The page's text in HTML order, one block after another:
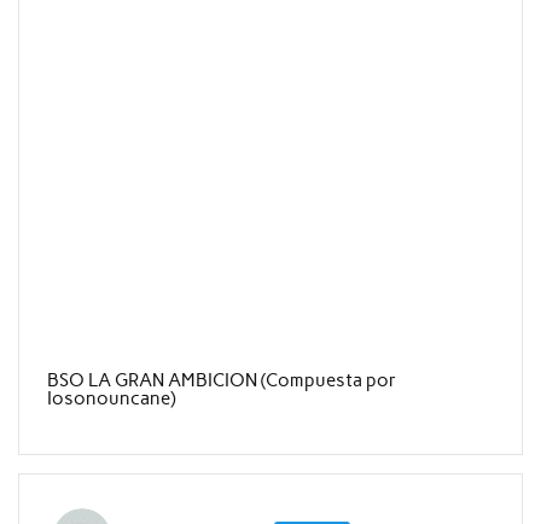
BSO LA GRAN AMBICION (Compuesta por
Iosonouncane)